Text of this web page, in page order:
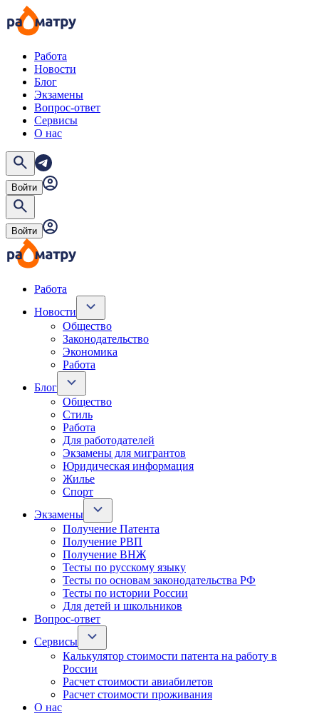
Работа
Новости
Блог
Экзамены
Вопрос-ответ
Сервисы
О нас
Войти
Войти
Работа
Новости
Общество
Законодательство
Экономика
Работа
Блог
Общество
Стиль
Работа
Для работодателей
Экзамены для мигрантов
Юридическая информация
Жилье
Спорт
Экзамены
Получение Патента
Получение РВП
Получение ВНЖ
Тесты по русскому языку
Тесты по основам законодательства РФ
Тесты по истории России
Для детей и школьников
Вопрос-ответ
Сервисы
Калькулятор стоимости патента на работу в
России
Расчет стоимости авиабилетов
Расчет стоимости проживания
О нас